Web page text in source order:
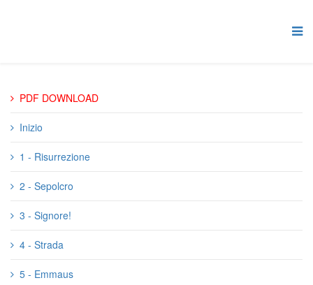
PDF DOWNLOAD
Inizio
1 - Risurrezione
2 - Sepolcro
3 - Signore!
4 - Strada
5 - Emmaus